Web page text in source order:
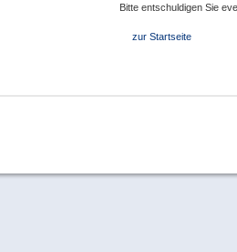
Bitte entschuldigen Sie
zur Startseite